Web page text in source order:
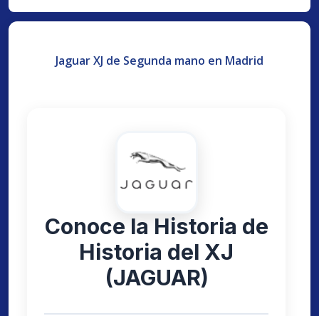
Jaguar XJ de Segunda mano en Madrid
Conoce la Historia de
Historia del XJ
(JAGUAR)